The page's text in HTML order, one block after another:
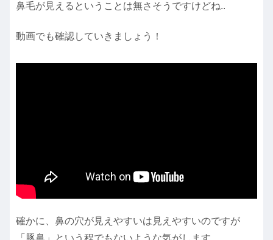
鼻毛が見えるということは無さそうですけどね..
動画でも確認していきましょう！
確かに、鼻の穴が見えやすいは見えやすいのですが
「豚鼻」という程でもないような気がします。